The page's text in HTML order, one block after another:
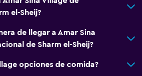
el-Sheij?
de llegar a Amar Sina
de Sharm el-Sheij?
opciones de comida?